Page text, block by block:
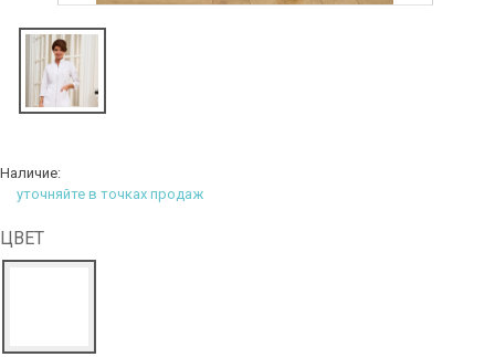
Наличие:
уточняйте в точках продаж
ЦВЕТ